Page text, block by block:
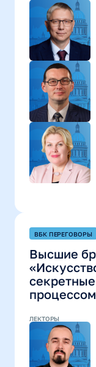
ВБК ПЕРЕГОВОРЫ
Высшие
ЛЕКТОРЫ